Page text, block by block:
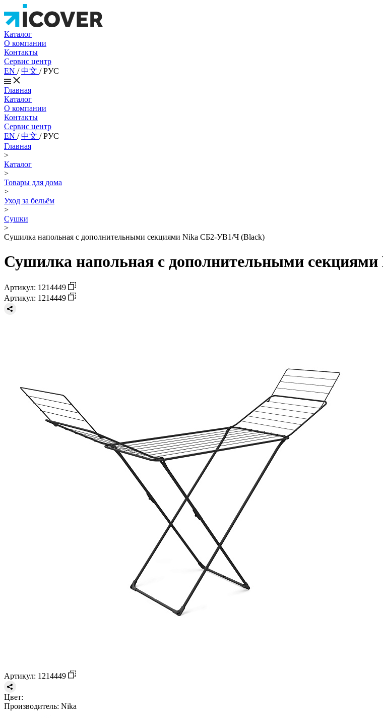
Каталог
О компании
Контакты
Сервис центр
EN /中文 /РУС
Главная
Каталог
О компании
Контакты
Сервис центр
EN /中文 /РУС
Главная
>
Каталог
>
Товары для дома
>
Уход за бельём
>
Сушки
>
Сушилка напольная с дополнительными секциями Nika СБ2-УВ1/Ч (Black)
Сушилка напольная с дополнительными
Артикул: 1214449
Артикул: 1214449
Артикул: 1214449
Цвет:
Производитель: Nika